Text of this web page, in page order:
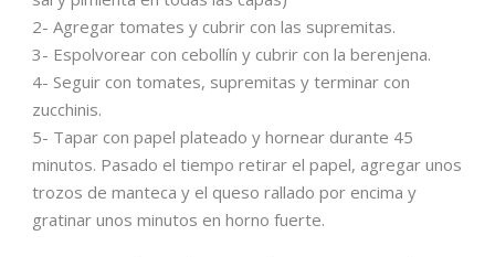
2- Agregar tomates y cubrir con las supremitas.
3- Espolvorear con cebollín y cubrir con la berenjena.
4- Seguir con tomates, supremitas y terminar con
zucchinis.
5- Tapar con papel plateado y hornear durante 45
minutos. Pasado el tiempo retirar el papel, agregar unos
trozos de manteca y el queso rallado por encima y
gratinar unos minutos en horno fuerte.